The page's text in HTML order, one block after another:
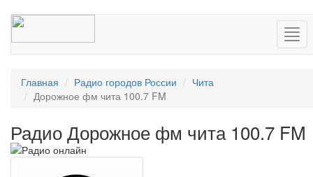
Главная Радио городов России
Чита
Дорожное фм чита 100.7 FM
Радио Дорожное фм чита 100.7 FM